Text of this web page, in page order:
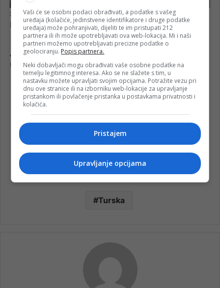
Turska
Vaši će se osobni podaci obrađivati, a podatke s vašeg
uređaja (kolačiće, jedinstvene identifikatore i druge podatke
uređaja) može pohranjivati, dijeliti te im pristupati 212
partnera ili ih može upotrebljavati ova web-lokacija. Mi i naši
partneri možemo upotrebljavati precizne podatke o
geolociranju. Popis partnera.
Neki dobavljači mogu obrađivati vaše osobne podatke na
temelju legitimnog interesa. Ako se ne slažete s tim, u
nastavku možete upravljati svojim opcijama. Potražite vezu pri
dnu ove stranice ili na izborniku web-lokacije za upravljanje
pristankom ili povlačenje pristanka u postavkama privatnosti i
kolačića.
Pristajem
Upravljanje opcijama